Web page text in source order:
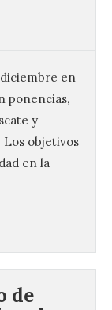
diciembre en
ponencias,
y
Los objetivos
en la
de